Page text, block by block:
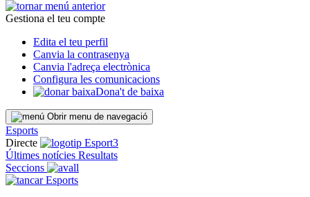
Gestiona el teu compte
Edita el teu perfil
Canvia la contrasenya
Canvia l'adreça electrònica
Configura les comunicacions
Dona't de baixa
Obrir menu de navegació
Esports
Directe
Últimes notícies Resultats
Seccions
Esports